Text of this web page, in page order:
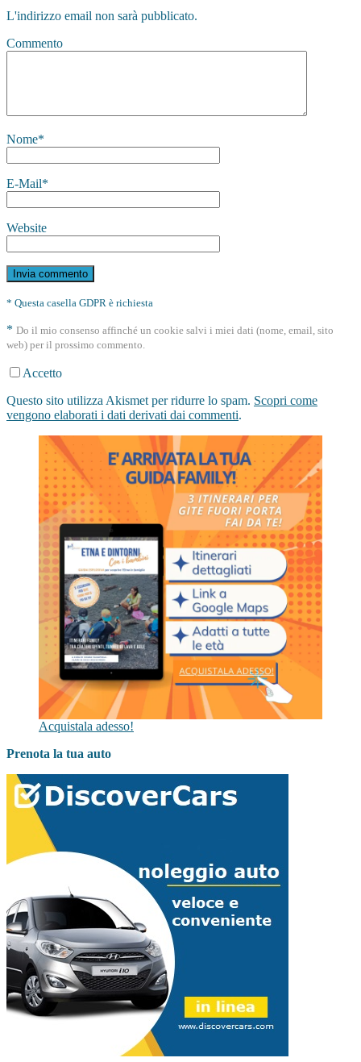
L'indirizzo email non sarà pubblicato.
Commento
Nome*
E-Mail*
Website
* Questa casella GDPR è richiesta
* Do il mio consenso affinché un cookie salvi i miei dati (nome, email, sito
web) per il prossimo commento.
Accetto
Questo sito utilizza Akismet per ridurre lo spam. Scopri come
vengono elaborati i dati derivati dai commenti.
Acquistala adesso!
Prenota la tua auto